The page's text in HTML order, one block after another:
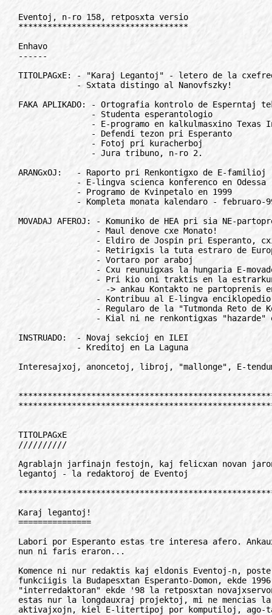
Eventoj, n-ro 158, retposxta versio
***********************************

Enhavo
------

TITOLPAGxE: - "Karaj Legantoj" - letero de la cxefredaktoro
            - Sxtata distingo al Nanovfszky!

FAKA APLIKADO: - Ortografia kontrolo de Esperntaj tekstoj en Win-word!
               - Studenta esperantologio
               - E-programo en kalkulmasxino Texas Instruments
               - Defendi tezon pri Esperanto
               - Fotoj pri kuracherboj
               - Jura tribuno, n-ro 2.

ARANGxOJ:   - Raporto pri Renkontigxo de E-familioj
            - E-lingva scienca konferenco en Odessa
            - Programo de Kvinpetalo en 1999
            - Kompleta monata kalendaro - februaro-99

MOVADAJ AFEROJ: - Komuniko de HEA pri sia NE-partopreno en la E-Civito
                - Maul denove cxe Monato!
                - Eldiro de Jospin pri Esperanto, cxina kaj franca
                - Retirigxis la tuta estraro de Europa E-Unio...
                - Vortaro por araboj
                - Cxu reunuigxas la hungaria E-movado?
                - Pri kio oni traktis en la estrarkunsido de TEJO?
                  -> ankau Kontakto ne partoprenis en la E-Civito <-
                - Kontribuu al E-lingva enciklopedio
                - Regularo de la "Tutmonda Reto de Korespondaj Perantoj"
                - Kial ni ne renkontigxas "hazarde" en feriejoj?

INSTRUADO:  - Novaj sekcioj en ILEI
            - Kreditoj en La Laguna

Interesajxoj, anoncetoj, libroj, "mallonge", E-tendumejo, ktp, ktp.


***************************************************************************
***************************************************************************


TITOLPAGxE
//////////

Agrablajn jarfinajn festojn, kaj felicxan novan jaron deziras al cxiuj
legantoj - la redaktoroj de Eventoj

***************************************************************************

Karaj legantoj!
===============

Labori por Esperanto estas tre interesa afero. Ankaux por ni. Tamen sxajne
nun ni faris eraron...

Komence ni nur redaktis kaj eldonis Eventoj-n, poste konstruis kaj
funkciigis la Budapesxtan Esperanto-Domon, ekde 1996 funkciigas la
"interredaktoran" ekde '98 la retposxtan novajxservon "ret-info". (Tiuj
estas nur la longdauxraj projektoj, mi ne mencias la porokazajn
aktivajxojn, kiel E-litertipoj por komputiloj, ago-tagoj, enlanda movado
ktp).

Tamen la strukturo de nia oficejo ne sekvis la dauxran sxargxadon, kaj la
cxi-auxtuna pluslaboro montris la limojn de la gxisnuna strukturo. La
elfalo de unu homo (malsano aux pluslaboro aux ekstera laboro por akiri
financojn por la E-Domo ktp) povas haltigi la tutan sistemon. Evidentigxis,
ke longdauxran (!) seriozan laboron oni povas bazigi nur sur konstantaj
homoj, profesiaj laborantoj.

Do, por eviti estontajn similajn okazojn, en la lastaj du monatoj ni
komencis reorganizi nian internan strukturon (ne longe ja la familioj
cxirkaux ni povas elteni konstantan 10-12 horan tagan laboron...). Ni ne
nur preparis la teknikan sistemon de la oficejo por pli granda teamo, sed
fakte jam nun en la E-Domo laboras 2 novaj homoj, ekde februaro la
operativan redaktadon de Eventoj transprenos Laszlo Radacsy, kaj krome ni
akiris la rajton dungi ankaux 2 civilservantojn.

Por iom rekompenci vin pro la perditaj numeroj de Eventoj (la retposxta
novajxservo "ret-info" [vd. Eventoj-153] funkciis seninterrompe) ni
decidis, ke:

- cxiuj abonantoj auxtomate ricevas ankaux la januarajn numerojn ecx se ili
  ne pagas por la sekvajaraj numeroj;

- malgraux la plano (apenaux eltenebla kresko de paper- kaj posxtaj prezoj)
  ni ne altigas la abonkotizojn por '99.

- se vi renovigas vian abonon al la papera versio de Eventoj, gxis fino de
februaro vi rajtas senpage ricevi de ni komputilajn dosierojn, ebligantaj
la ortografian kontrolon de Esperantaj tekstoj en Win-Word!!!

Mi esperas, ke per nia laboro ni povos utili al vi ankaux en la sekva jaro.
Dezirante agrablajn jarfinajn festojn, dauxre starante je via servo

Laszlo Szilvasi

P.S. Kromajn detalojn vidu sur pagxo 6.

***************************************************************************

Sxtata distingo al Nanovfszky
=============================

Okaze de la hungaria nacia festo, la 23-an de oktobro prezidento de
Hungario distingis Gyorgy Nanovfszky, antauxan moskvan ambasadoron de
Hungario, prezidanton de Hungara Esperanto-Asocio per Oficira Kruco de
Hungara Respubliko. Samtage li ricevis ankaux alian distingon:
memorplaketon Imre Nagy pro lia scienca, esplora agado.

* * *

Gyorgy Nanovfszky estas esperantisto ekde sia 16-jara agxo, ekde 1958.
Aktiva partoprenanto de la iama budapesxta klubo Konkordo, poste dum la
moskvaj universitataj jaroj de la klubo "Fajrero", de multaj E-renkontigxoj
kaj pluraj kongresoj (IJK-j en Vraca kaj Pecs, UK-j en Sofio, Amsterdam,
Hago, Budapest kaj Montpellier). Partoprenis la redaktadon de la revuo
Planlingvistiko, reprezentis UEA-n cxe Unuigxintaj Nacioj, kaj dum la
moskva restado multflanke helpis la rusian E-agadon.

Diplomita pri filologio kaj internacia ekonomiko, diplomato, profesoro de
Akademio Internacia en San-Marino, auxtoro de pluraj libroj, esploristo pri
historio.

En majo 1998 li estis elektita kiel prezidanto de Hungaria E-Asocio. Post
lia hejmenveno al Budapesxto en auxtuno '98 dum 3 monatoj sukcesis sidigi
al la sama tablo la plej fortajn hungariajn E-asociojn, rezulte de kio
komencigxis la preparlaboroj por Hungaria Esperanto-Federacio...

***************************************************************************

FAKA APLIKADO
/////////////

Studenta esperantologio
=======================

Inter 26-29 de oktobro 1999 en Vladivostoka Teknika Universitato okazos la
3-a Internacia Studenta Kongreso de azi-pacifikaj landoj.

Enkadre de la kongreso funkcios sekcio: Interlingvistiko kaj Esperantologio
kun la laborlingvoj: rusa, angla, Esperanto.

Limdato por publikigi la raporton: 31-a de januaro '99, por aligxo al
partopreno sen publikigo: la 1-a de auxgusto '99. Bonvolu peti detalan
informon cxe

Aleksandr Titajev
VTU, ul. Pusxkinskaja 10, RU-690600, Vladivostok, Rusio.
Rete: espero@forigu.pub.marine.su

***************************************************************************

Alternativa tezo
================

La 26-an de septembro en la Centra Universitato de Venezuelo kaj en Caracas
du studentinoj pri jxurnalismo kronis siajn universitatajn studojn
defendinte tezon pri Esperanto. La studentinoj, Melissa Valor kaj Letibell
Mullings, verkis sian komunan tezon sub la titolo "Esperanto: alternativo
en la proceso de kultura globalizigxo". La jxurio unuanime taksis la tezon
kiel elstaran kaj indan esti publikigata.

Unuafoje en la universitato kaj en Venezuelo okazas tia grava evento, kiu
povas esti konsiderata kiel la plej valora frukto de antauxaj kursoj.

Venezuela E-Asocio,
Andres Turrisi
andesp@forigu.internet.ve

***************************************************************************

Ortografia kontrolo en Win-Word
===============================

La programo Win-Word estas la plej disvastigxinta komputila tekstoredakta
programo. Bedauxrinde gxi "ne parolas" en Esperanto kiel la programo
Cxapelilo (vidu Eventoj 77, 78, 133), tamen gxi igxis kvazaux normo por
intersxangxi dokumentojn.

Per Win-Word estas ebleco tajpi Esperantajn tekstojn, sed ne estis solvita
la ortografia kontrolado de tekstoj, ja la programo ne antauxvidas la uzon
de la Internacia Lingvo. Ni ellaboris vortar-dosierojn, kiujn oni devas nur
aldoni al la programo, kaj tiel vi povas kontroli la gxustan skribadon
ankaux de Esperantaj tekstoj!

Nia solvo ne bazigxas sur la metodo de aliaj lingvoj, do ne kontrolas la
gramatikan strukturon, korektecon, sed tre bone tauxgas por trovi
mistajpajxojn en la teksto. La vortar-dosieroj enhavas pli ol 25 mil
esprimojn (vortojn kaj vortoformojn)!

Kroma avantagxo: dum la kontrolado de la teksto vi vidos Esperantajn
literojn ankaux en la kontrola fenestro, kiu lauxsperte multe-multe
simpligas la laboron, cxefe cxe pli longaj tekstoj!

Prezo
-----
La moldisko kun la ortografiaj help-dosieroj staras je la dispono de cxiu
esperantisto. Gxi kostas 20 guldenojn, pagebla al nia UEA-konto ELLS-S, aux
rekte al nia adreso: Eventoj, pk. 87, HU-1675 Budapest, Hungario
(internacia posxtmandato aux simple en koverto). Uzu gxin!

Cxe la mendo bv. nepre indiki, kiun kodsistemon vi uzas (Eventoj-93 aux
latin-3)

Laszlo Szilvasi

P.S. La dosieroj uzeblas cxe la programo Win-Word (ajna versio) en PC-
komputiloj, sed ne en Macintosh!

- La dosieroj kompreneble ne enhavas cxiujn E-vortojn kaj vortoformojn, nur
  la plej oftajn, sed en la praktiko ili tre kontentige funkcias.

- Por uzi la ortografian kontrolon vi devas jam havi Esperantan tiparon en
  via komputilo laux kodigo Eventoj-93 aux latin-3. Al abonantoj de Eventoj
  aux "ret-info" ni sendas kvar bazajn Esp-litertipojn kontraux simbola prezo
  de 10 guldenoj.

- Se vi re-abonas la paperan version de Eventojn por 1999, gxis fino de
  februaro vi povas senpage (!) ricevi la ortografi-kontrolan diskon!
  (Tiu cxi validas nur pagantaj abonantoj, kaj ne validas por tiuj, kiuj
  pro diversaj motivoj ricevas la gazeton senpage)

***************************************************************************

Kalendaro en kalkulilo
======================

Kiu tago estis la 1-a de januaro 1900, aux estos la 31-a de decembro 2099?

Respondon vi povas trovi ekzemple per la Esperantlingva programo
Kalendar.83p' por kalkulmasxino TI-83 aux simila de TEXAS NSTRUMENTS,
farita de Dominique Cornice (esperant61@forigu.aol.com)

La programo estas havebla en la interreto cxe la adreso
http://members.aol.com/esperant61/kalendar.83p

***************************************************************************

Fotoj pri kuracherboj
=====================

Por niaj eldonajxoj ni dauxre sercxas desegnajxojn kaj fotojn pri
kuracherboj kaj naturkuracado. Proponu vian oferton kun prezindiko al MZ-
Verlag, Puettjerberg 17, D-27383 Hetzwege, Germanio. (Fakso:
+49-4263-94088, retadreso: info@forigu.mz-verlag.